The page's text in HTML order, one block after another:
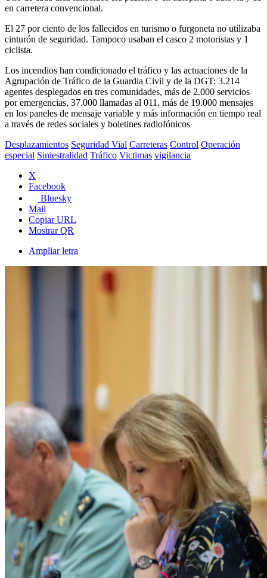
en carretera convencional.
El 27 por ciento de los fallecidos en turismo o furgoneta no utilizaba
cinturón de seguridad. Tampoco usaban el casco 2 motoristas y 1
ciclista.
Los incendios han condicionado el tráfico y las actuaciones de la
Agrupación de Tráfico de la Guardia Civil y de la DGT: 3.214
agentes desplegados en tres comunidades, más de 2.000 servicios
por emergencias, 37.000 llamadas al 011, más de 19.000 mensajes
en los paneles de mensaje variable y más información en tiempo real
a través de redes sociales y boletines radiofónicos
Desplazamientos Seguridad Vial Carreteras Control Operación
especial Siniestralidad Tráfico Victimas vigilancia
X
Facebook
Bluesky
Mail
Copiar URL
Mostrar QR
Ampliar letra